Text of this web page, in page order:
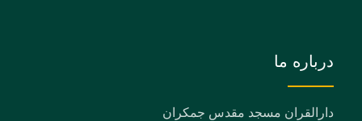
درباره ما
دارالقران مسجد مقدس جمکران